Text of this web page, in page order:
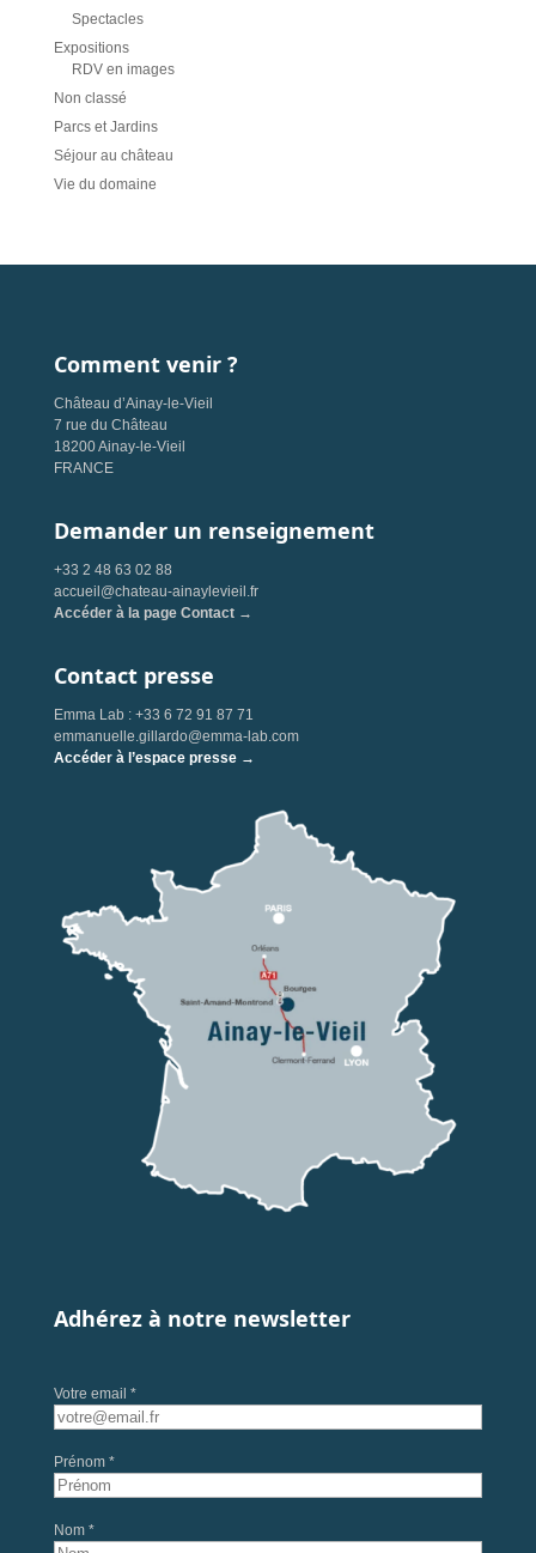
Spectacles
Expositions
RDV en images
Non classé
Parcs et Jardins
Séjour au château
Vie du domaine
Comment venir ?
Château d’Ainay-le-Vieil
7 rue du Château
18200 Ainay-le-Vieil
FRANCE
Demander un renseignement
+33 2 48 63 02 88
accueil@chateau-ainaylevieil.fr
Accéder à la page Contact →
Contact presse
Emma Lab : +33 6 72 91 87 71
emmanuelle.gillardo@emma-lab.com
Accéder à l’espace presse →
Adhérez à notre newsletter
Votre email *
Prénom *
Nom *